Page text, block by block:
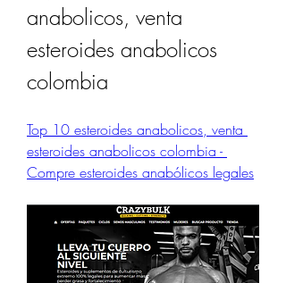
anabolicos, venta
esteroides anabolicos
colombia
Top 10 esteroides anabolicos, venta
esteroides anabolicos colombia -
Compre esteroides anabólicos legales